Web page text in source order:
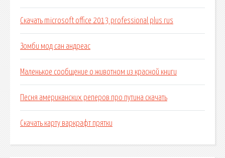
Скачать microsoft office 2013 professional plus rus
Зомби мод сан андреас
Маленькое сообщение о животном из красной книги
Песня американских реперов про путина скачать
Скачать карту варкрафт прятки